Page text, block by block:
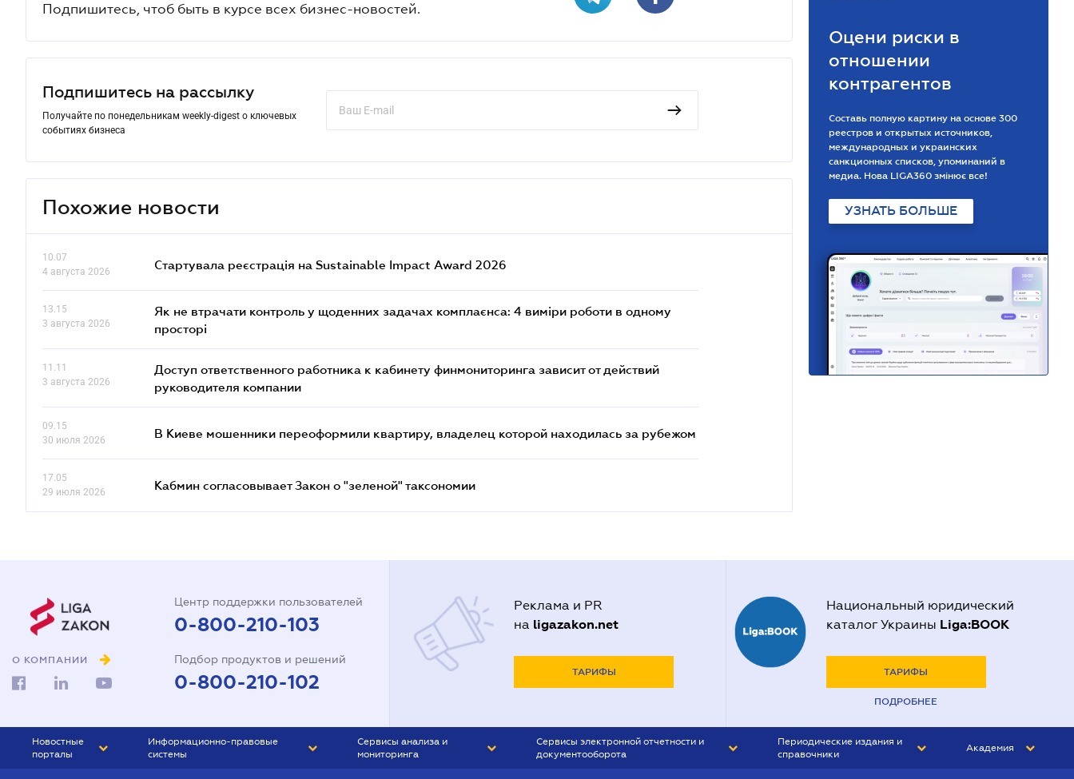
Подпишитесь, чтоб быть в курсе всех бизнес-новостей.
Подпишитесь на рассылку
Получайте по понедельникам weekly-digest о ключевых
событиях бизнеса
Похожие новости
10.07
4 августа 2026
Стартувала реєстрація на Sustainable Impact Award 2026
13.15
3 августа 2026
Як не втрачати контроль у щоденних задачах комплаєнса: 4 виміри роботи в одному
просторі
11.11
3 августа 2026
Доступ ответственного работника к кабинету финмониторинга зависит от действий
руководителя компании
09.15
30 июля 2026
В Киеве мошенники переоформили квартиру, владелец которой находилась за рубежом
17.05
29 июля 2026
Кабмин согласовывает Закон о "зеленой" таксономии
Оцени риски в
отношении
контрагентов
Составь полную картину на основе 300
реестров и открытых источников,
международных и украинских
санкционных списков, упоминаний в
медиа. Нова LIGA360 змінює все!
УЗНАТЬ БОЛЬШЕ
О КОМПАНИИ
Центр поддержки пользователей
0-800-210-103
Подбор продуктов и решений
0-800-210-102
Реклама и PR
на ligazakon.net
ТАРИФЫ
Национальный юридический
каталог Украины Liga:BOOK
ТАРИФЫ
ПОДРОБНЕЕ
Новостные
порталы
Информационно-правовые
системы
Сервисы анализа и
мониторинга
Сервисы электронной отчетности и
документооборота
Периодические издания и
справочники
Академия